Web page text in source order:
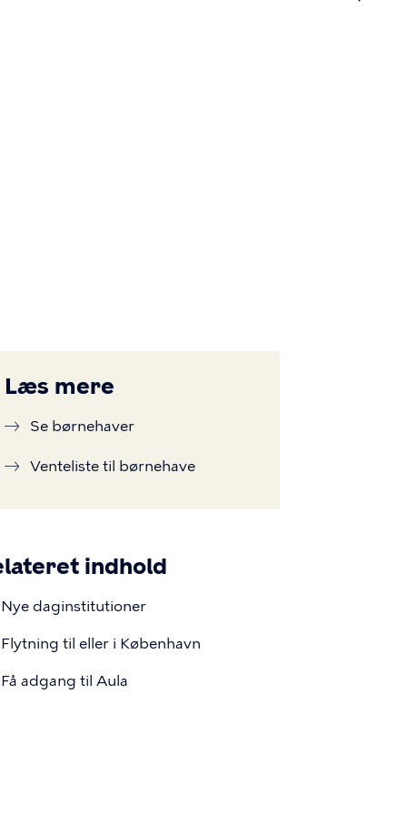
Læs mere
Se børnehaver
Venteliste til børnehave
indhold
Nye daginstitutioner
Flytning til eller i København
Få adgang til Aula